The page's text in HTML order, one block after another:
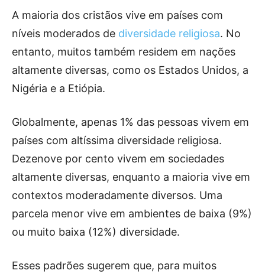
A maioria dos cristãos vive em países com
níveis moderados de diversidade religiosa. No
entanto, muitos também residem em nações
altamente diversas, como os Estados Unidos, a
Nigéria e a Etiópia.
Globalmente, apenas 1% das pessoas vivem em
países com altíssima diversidade religiosa.
Dezenove por cento vivem em sociedades
altamente diversas, enquanto a maioria vive em
contextos moderadamente diversos. Uma
parcela menor vive em ambientes de baixa (9%)
ou muito baixa (12%) diversidade.
Esses padrões sugerem que, para muitos